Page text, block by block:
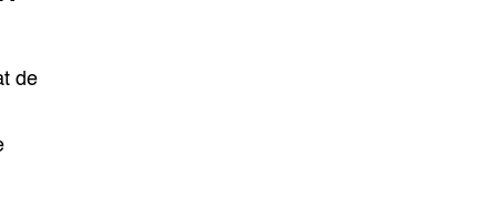
de